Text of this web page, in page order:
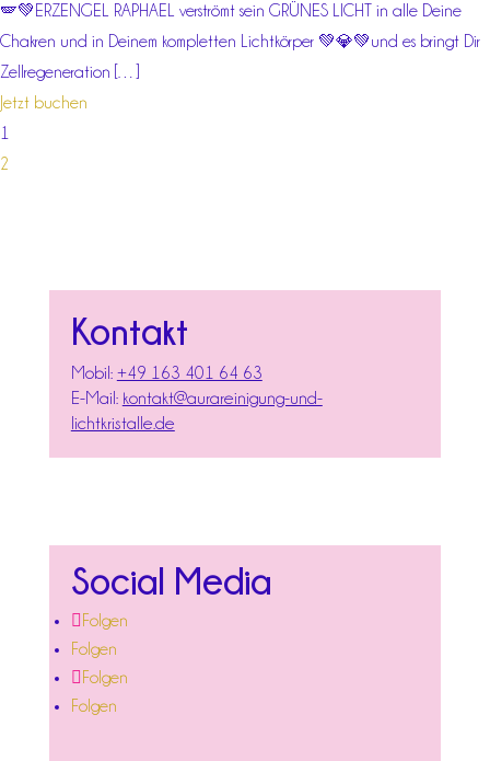
🪽💚ERZENGEL RAPHAEL verströmt sein GRÜNES LICHT in alle Deine
Chakren und in Deinem kompletten Lichtkörper 💚💎💚und es bringt Dir
Zellregeneration […]
Jetzt buchen
1
2
Kontakt
Mobil: +49 163 401 64 63
E-Mail: kontakt@aurareinigung-und-
lichtkristalle.de
Social Media
Folgen
Folgen
Folgen
Folgen